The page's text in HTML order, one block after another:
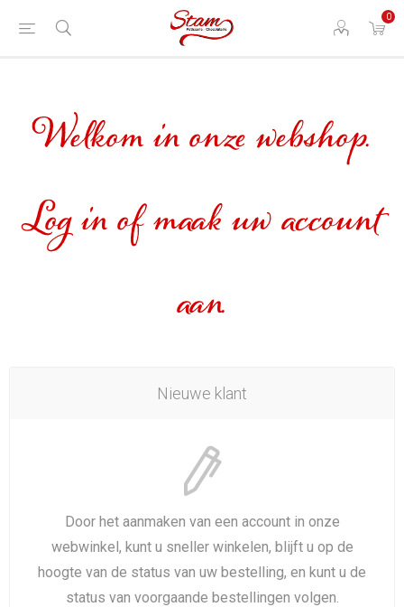
0
Welkom in onze webshop.
Log in of maak uw account
aan.
Nieuwe klant
Door het aanmaken van een account in onze
webwinkel, kunt u sneller winkelen, blijft u op de
hoogte van de status van uw bestelling, en kunt u de
status van voorgaande bestellingen volgen.